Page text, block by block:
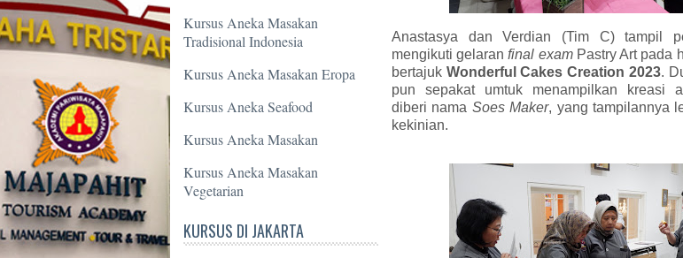
Kursus Aneka Masakan
Tradisional Indonesia
Kursus Aneka Masakan Eropa
Kursus Aneka Seafood
Kursus Aneka Masakan
Kursus Aneka Masakan
Vegetarian
KURSUS DI JAKARTA
Anastasya dan Verdian (Tim C) tampil
mengikuti gelaranfinal examPastry Art pada
bertajuk Wonderful Cakes Creation 2023.
pun sepakat umtuk menampilkan kreasi
diberi nama Soes Maker, yang tampilannya
kekinian.